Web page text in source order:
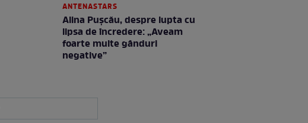
ANTENASTARS
Alina Pușcău, despre lupta cu
lipsa de încredere: „Aveam
foarte multe gânduri
negative”